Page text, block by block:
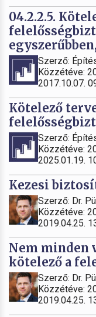
04.2.2.5.
Szerző:
Közzétéve:
2017.10.07.
Kötelező
Szerző:
Közzétéve:
2025.01.19.
Kezesi
Szerző: Dr.
Közzétéve:
2019.04.25.
Nem minden
kötelező a
Szerző: Dr.
Közzétéve:
2019.04.25.